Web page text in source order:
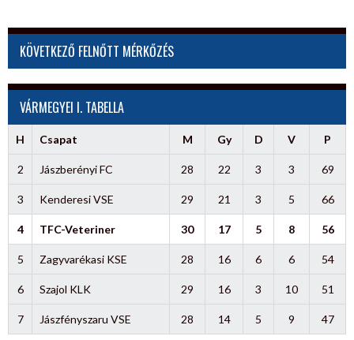
KÖVETKEZŐ FELNŐTT MÉRKŐZÉS
VÁRMEGYEI I. TABELLA
H Csapat M Gy D V P
2 Jászberényi FC 28 22 3 3 69
3 Kenderesi VSE 29 21 3 5 66
4 TFC-Veteriner 30 17 5 8 56
5 Zagyvarékasi KSE 28 16 6 6 54
6 Szajol KLK 29 16 3 10 51
7 Jászfényszaru VSE 28 14 5 9 47